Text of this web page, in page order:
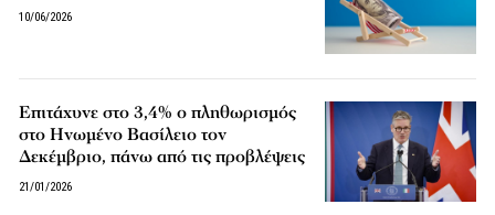
10/06/2026
Επιτάχυνε στο 3,4% ο πληθωρισμός
στο Ηνωμένο Βασίλειο τον
Δεκέμβριο, πάνω από τις προβλέψεις
21/01/2026